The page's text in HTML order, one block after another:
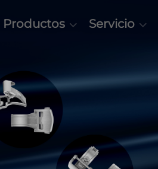
Productos Servicio